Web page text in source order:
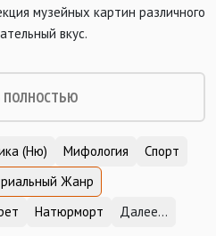
музейных картин различного
вкус.
ПОЛНОСТЬЮ
(Ню) Мифология
Спорт
Жанр
Натюрморт Далее...